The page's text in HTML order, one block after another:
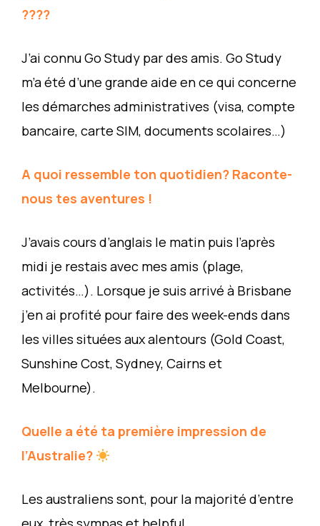
????
J’ai connu Go Study par des amis. Go Study
m’a été d’une grande aide en ce qui concerne
les démarches administratives (visa, compte
bancaire, carte SIM, documents scolaires…)
A quoi ressemble ton quotidien? Raconte-
nous tes aventures !
J’avais cours d’anglais le matin puis l’après
midi je restais avec mes amis (plage,
activités…). Lorsque je suis arrivé à Brisbane
j’en ai profité pour faire des week-ends dans
les villes situées aux alentours (Gold Coast,
Sunshine Cost, Sydney, Cairns et
Melbourne).
Quelle a été ta première impression de
l’Australie?
Les australiens sont, pour la majorité d’entre